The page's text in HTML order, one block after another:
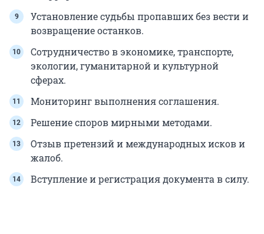
Установление судьбы пропавших без вести и
возвращение останков.
Сотрудничество в экономике, транспорте,
экологии, гуманитарной и культурной
сферах.
Мониторинг выполнения соглашения.
Решение споров мирными методами.
Отзыв претензий и международных исков и
жалоб.
Вступление и регистрация документа в силу.